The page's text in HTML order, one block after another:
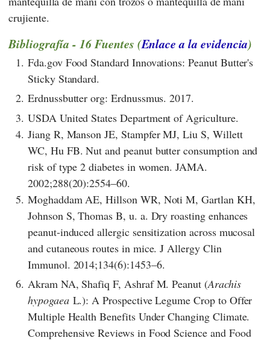
crujiente.
Bibliografía - 16 Fuentes (Enlace a la evidencia)
1. Fda.gov Food Standard Innovations: Peanut Butter's
Sticky Standard.
2. Erdnussbutter org: Erdnussmus. 2017.
3. USDA United States Department of Agriculture.
4. Jiang R, Manson JE, Stampfer MJ, Liu S, Willett
WC, Hu FB. Nut and peanut butter consumption and
risk of type 2 diabetes in women. JAMA.
2002;288(20):2554–60.
5. Moghaddam AE, Hillson WR, Noti M, Gartlan KH,
Johnson S, Thomas B, u. a. Dry roasting enhances
peanut-induced allergic sensitization across mucosal
and cutaneous routes in mice. J Allergy Clin
Immunol. 2014;134(6):1453–6.
6. Akram NA, Shafiq F, Ashraf M. Peanut (Arachis
hypogaeaL.): A Prospective Legume Crop to Offer
Multiple Health Benefits Under Changing Climate.
Comprehensive Reviews in Food Science and Food